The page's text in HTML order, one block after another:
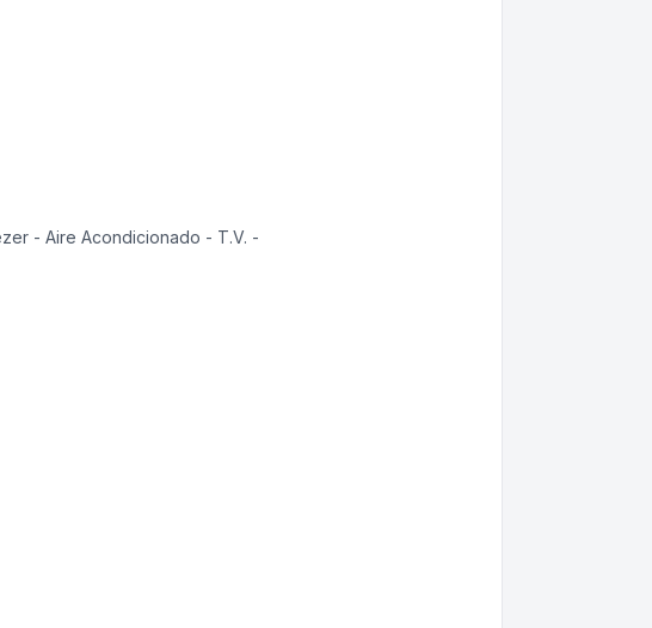
- Aire Acondicionado - T.V. -